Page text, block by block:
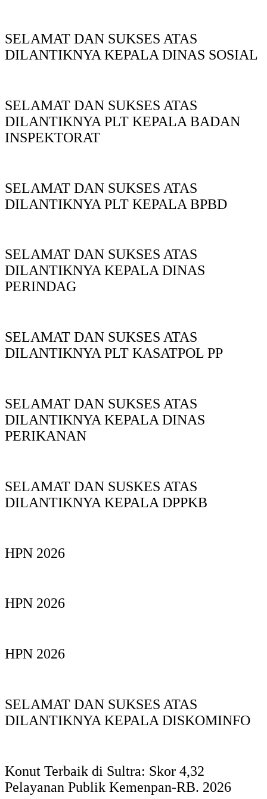
SELAMAT DAN SUKSES ATAS
DILANTIKNYA KEPALA DINAS SOSIAL
SELAMAT DAN SUKSES ATAS
DILANTIKNYA PLT KEPALA BADAN
INSPEKTORAT
SELAMAT DAN SUKSES ATAS
DILANTIKNYA PLT KEPALA BPBD
SELAMAT DAN SUKSES ATAS
DILANTIKNYA KEPALA DINAS
PERINDAG
SELAMAT DAN SUKSES ATAS
DILANTIKNYA PLT KASATPOL PP
SELAMAT DAN SUKSES ATAS
DILANTIKNYA KEPALA DINAS
PERIKANAN
SELAMAT DAN SUSKES ATAS
DILANTIKNYA KEPALA DPPKB
HPN 2026
HPN 2026
HPN 2026
SELAMAT DAN SUKSES ATAS
DILANTIKNYA KEPALA DISKOMINFO
Konut Terbaik di Sultra: Skor 4,32
Pelayanan Publik Kemenpan-RB. 2026